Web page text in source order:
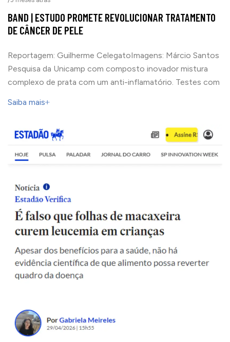
BAND | ESTUDO PROMETE REVOLUCIONAR TRATAMENTO
DE CÂNCER DE PELE
Reportagem: Guilherme CelegatoImagens: Márcio Santos
Pesquisa da Unicamp com composto inovador mistura
complexo de prata com um anti-inflamatório. Testes com
Saiba mais